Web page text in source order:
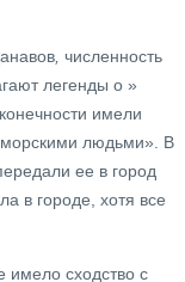
численность
легенды о »
имели
людьми». В
ее в город
в городе, хотя все
имело сходство с